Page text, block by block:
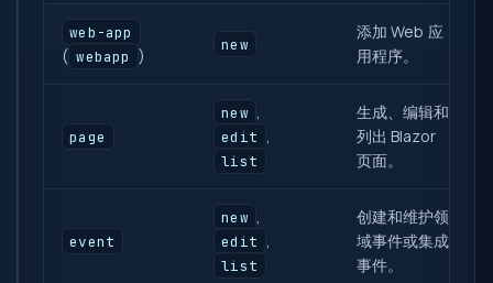
web-app
( webapp )
new
添加 Web 应
用程序。
page
new
edit
list
生成、编辑和
列出 Blazor
页面。
event
new
edit
list
创建和维护领
域事件或集成
事件。